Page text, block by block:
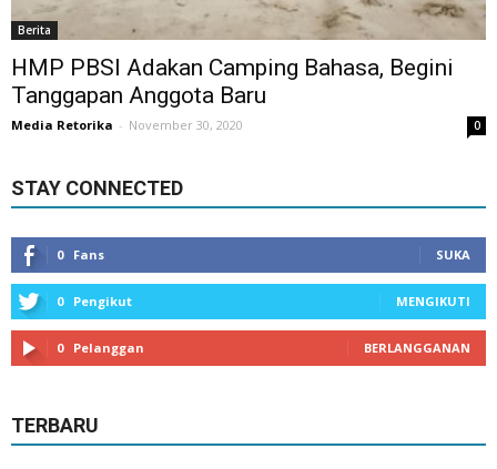
Berita
HMP PBSI Adakan Camping Bahasa, Begini
Tanggapan Anggota Baru
Media Retorika - November 30, 2020 0
STAY CONNECTED
0 Fans SUKA
0 Pengikut MENGIKUTI
0 Pelanggan BERLANGGANAN
TERBARU